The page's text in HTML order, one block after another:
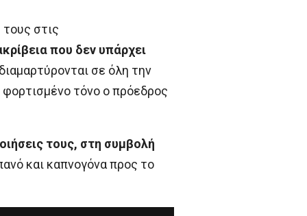
στις
που δεν υπάρχει
σε όλη την
τόνο ο πρόεδρος
τους, στη συμβολή
και καπνογόνα προς το